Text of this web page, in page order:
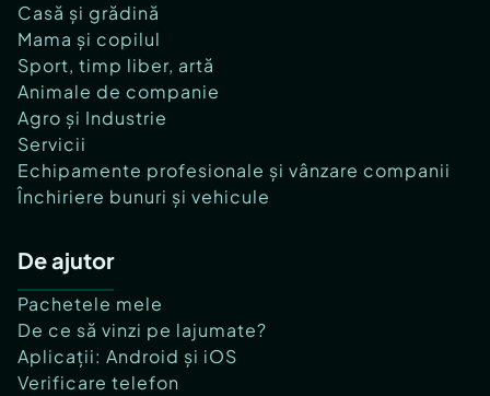
Casă și grădină
Mama și copilul
Sport, timp liber, artă
Animale de companie
Agro și Industrie
Servicii
Echipamente profesionale și vânzare companii
Închiriere bunuri și vehicule
De ajutor
Pachetele mele
De ce să vinzi pe lajumate?
Aplicații: Android și iOS
Verificare telefon